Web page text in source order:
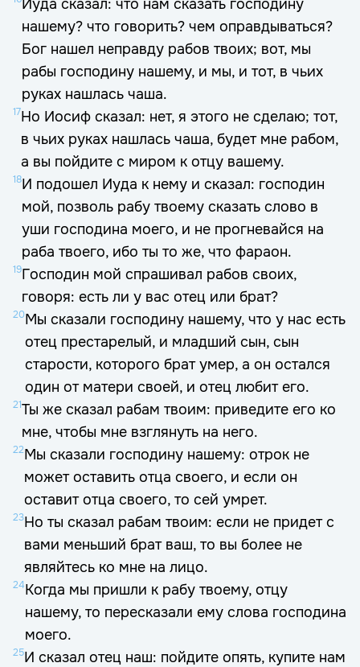
Иуда сказал: что нам сказать господину
нашему? что говорить? чем оправдываться?
Бог нашел неправду рабов твоих; вот, мы
рабы господину нашему, и мы, и тот, в чьих
руках нашлась чаша.
17Но Иосиф сказал: нет, я этого не сделаю; тот,
в чьих руках нашлась чаша, будет мне рабом,
а вы пойдите с миром к отцу вашему.
18И подошел Иуда к нему и сказал: господин
мой, позволь рабу твоему сказать слово в
уши господина моего, и не прогневайся на
раба твоего, ибо ты то же, что фараон.
19Господин мой спрашивал рабов своих,
говоря: есть ли у вас отец или брат?
20Мы сказали господину нашему, что у нас есть
отец престарелый, и младший сын, сын
старости, которого брат умер, а он остался
один от матери своей, и отец любит его.
21Ты же сказал рабам твоим: приведите его ко
мне, чтобы мне взглянуть на него.
22Мы сказали господину нашему: отрок не
может оставить отца своего, и если он
оставит отца своего, то сей умрет.
23Но ты сказал рабам твоим: если не придет с
вами меньший брат ваш, то вы более не
являйтесь ко мне на лицо.
24Когда мы пришли к рабу твоему, отцу
нашему, то пересказали ему слова господина
моего.
25И сказал отец наш: пойдите опять, купите нам